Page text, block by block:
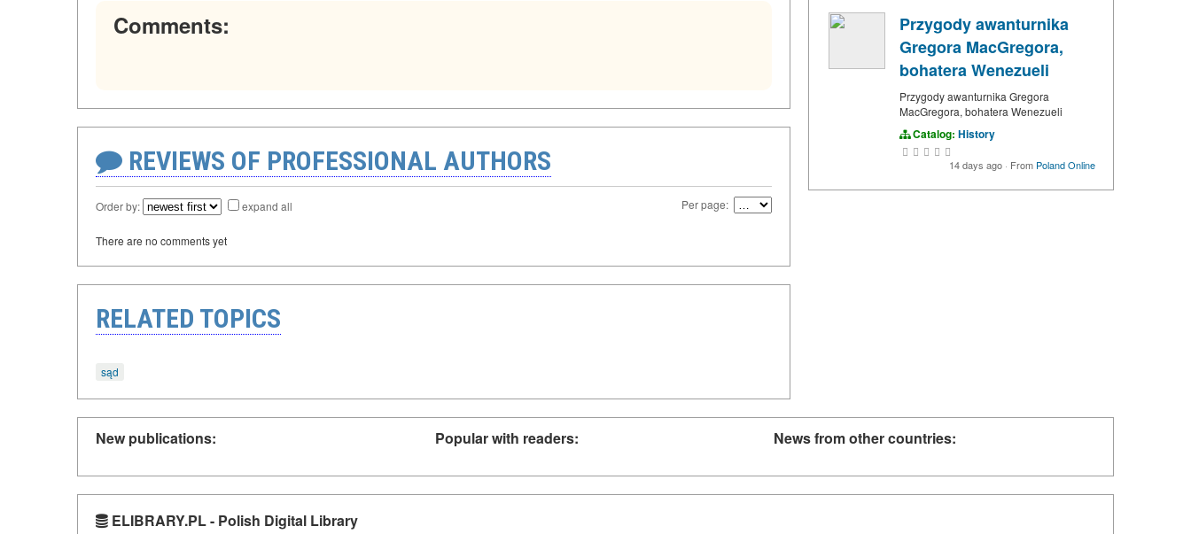
Comments:
REVIEWS OF PROFESSIONAL AUTHORS
Order by: expand all Per page:
There are no comments yet
RELATED TOPICS
sąd
Przygody awanturnika
Gregora MacGregora,
bohatera Wenezueli
Przygody awanturnika Gregora
MacGregora, bohatera Wenezueli
Catalog: History
14 days ago · From Poland Online
New publications: Popular with readers: News from other countries:
ELIBRARY.PL - Polish Digital Library